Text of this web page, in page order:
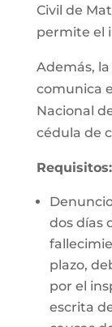
Civil de
permite el
Además,
comunica
Nacional
cédula de
Requisitos:
dos días
plazo,
por el
escrita